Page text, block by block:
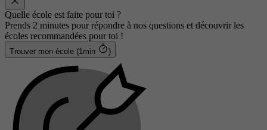
Quelle école est faite pour toi ?
Prends 2 minutes pour répondre à nos questions et découvrir les
écoles recommandées pour toi !
Trouver mon école (1min )